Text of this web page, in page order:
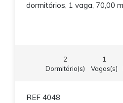
dormitórios, 1 vaga, 70,00
2
Dormitório(s)
1
Vagas(s)
REF 4048